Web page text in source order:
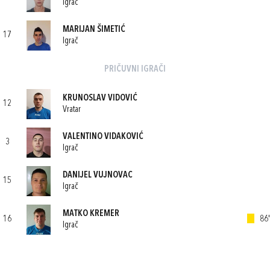
Igrač
17
MARIJAN ŠIMETIĆ
Igrač
PRIČUVNI IGRAČI
12
KRUNOSLAV VIDOVIĆ
Vratar
3
VALENTINO VIDAKOVIĆ
Igrač
15
DANIJEL VUJNOVAC
Igrač
16
MATKO KREMER
Igrač
86'